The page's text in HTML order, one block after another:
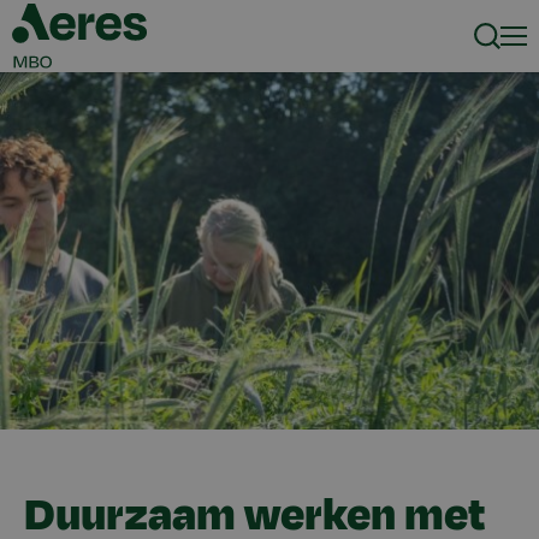
Duurzaam werken met